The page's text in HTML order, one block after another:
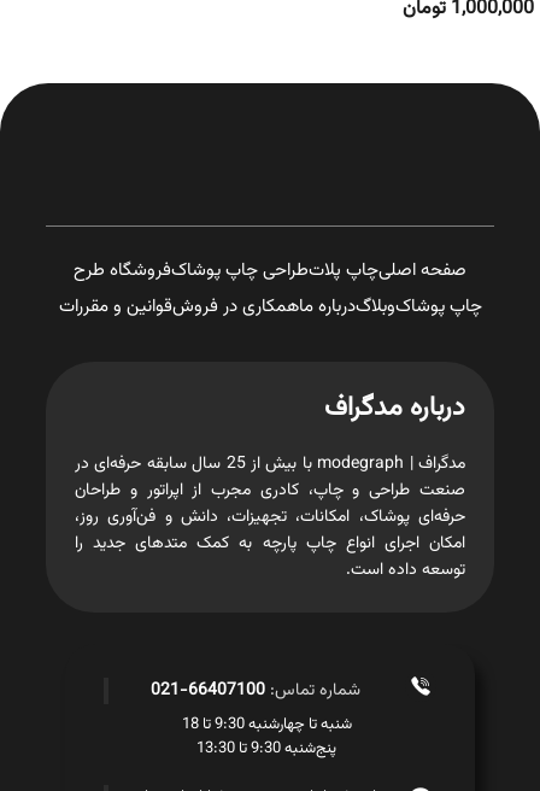
1,000,000 تومان
صفحه اصلیچاپ پلاتطراحی چاپ پوشاکفروشگاه طرح
چاپ پوشاکوبلاگدرباره ماهمکاری در فروشقوانین و مقررات
درباره مدگراف
مدگراف | modegraph با بیش از 25 سال سابقه حرفه‌ای در
صنعت طراحی و چاپ، کادری مجرب از اپراتور و طراحان
حرفه‌ای پوشاک، امکانات، تجهیزات، دانش و فن‌آوری روز،
امکان اجرای انواع چاپ پارچه به کمک متدهای جدید را
توسعه داده است.
شماره تماس:66407100-021
شنبه تا چهارشنبه 9:30 تا 18
پنج‌شنبه 9:30 تا 13:30